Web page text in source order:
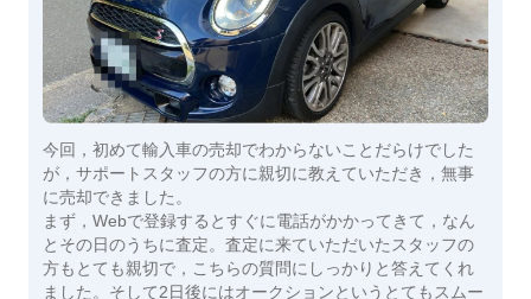
今回，初めて輸入車の売却でわからないことだらけでした
が，サポートスタッフの方に親切に教えていただき，無事
に売却できました。
まず，Webで登録するとすぐに電話がかかってきて，なん
とその日のうちに査定。査定に来ていただいたスタッフの
方もとても親切で，こちらの質問にしっかりと答えてくれ
ました。そして2日後にはオークションというとてもスムー